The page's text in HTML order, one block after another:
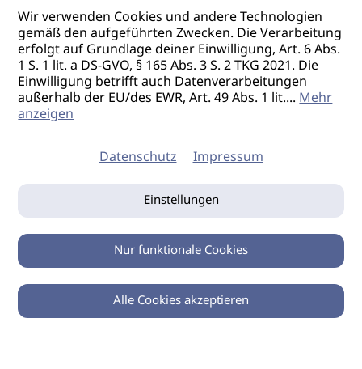
0
Wir verwenden Cookies und andere Technologien
gemäß den aufgeführten Zwecken. Die Verarbeitung
erfolgt auf Grundlage deiner Einwilligung, Art. 6 Abs.
1 S. 1 lit. a DS-GVO, § 165 Abs. 3 S. 2 TKG 2021. Die
Einwilligung betrifft auch Datenverarbeitungen
außerhalb der EU/des EWR, Art. 49 Abs. 1 lit....Mehr
anzeigen
Datenschutz Impressum
Einstellungen
Nur funktionale Cookies
Alle Cookies akzeptieren